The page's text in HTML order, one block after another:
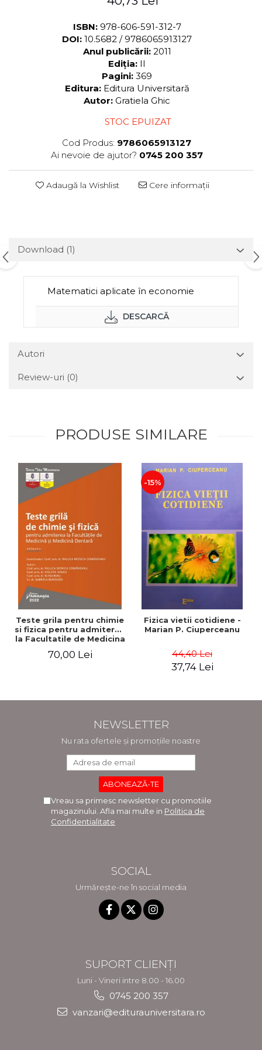
ISBN: 978-606-591-312-7
DOI: 10.5682 / 9786065913127
Anul publicării: 2011
Ediția: II
Pagini: 369
Editura: Editura Universitară
Autor: Gratiela Ghic
STOC EPUIZAT
Cod Produs: 9786065913127
Ai nevoie de ajutor? 0745 200 357
Adaugă la Wishlist Cere informații
Download (1)
Matematici aplicate în economie
DESCARCĂ
Autori
Review-uri (0)
PRODUSE SIMILARE
Teste grila pentru chimie
si fizica pentru admiterea
la Facultatile de Medicina
Editia a II-a - Raluca
70,00 Lei
-15%
Fizica vietii cotidiene -
Marian P. Ciuperceanu
44,40 Lei
37,74 Lei
NEWSLETTER
Nu rata ofertele și promoțiile noastre
Vreau sa primesc newsletter cu promotiile
magazinului. Afla mai multe in Politica de
Confidentialitate
SOCIAL
Urmărește-ne în social media
SUPORT CLIENȚI
Luni - Vineri intre 8.00 - 16.00
0745 200 357
vanzari@editurauniversitara.ro